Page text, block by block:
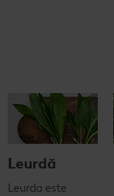
Leurdă
Leurda este